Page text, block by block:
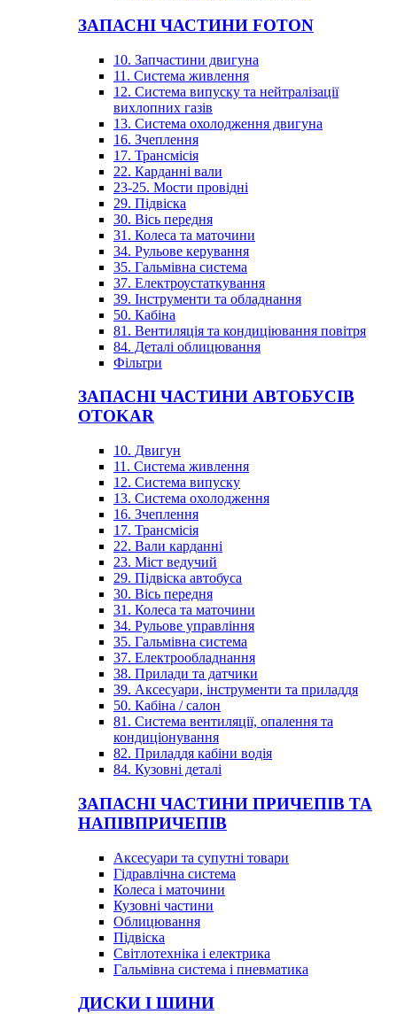
ЗАПАСНІ ЧАСТИНИ FOTON
10. Запчастини двигуна
11. Система живлення
12. Система випуску та нейтралізації
вихлопних газів
13. Система охолодження двигуна
16. Зчеплення
17. Трансмісія
22. Карданні вали
23-25. Мости провідні
29. Підвіска
30. Вісь передня
31. Колеса та маточини
34. Рульове керування
35. Гальмівна система
37. Електроустаткування
39. Інструменти та обладнання
50. Кабіна
81. Вентиляція та кондиціювання повітря
84. Деталі облицювання
Фільтри
ЗАПАСНІ ЧАСТИНИ АВТОБУСІВ
OTOKAR
10. Двигун
11. Система живлення
12. Система випуску
13. Система охолодження
16. Зчеплення
17. Трансмісія
22. Вали карданні
23. Міст ведучий
29. Підвіска автобуса
30. Вісь передня
31. Колеса та маточини
34. Рульове управління
35. Гальмівна система
37. Електрообладнання
38. Прилади та датчики
39. Аксесуари, інструменти та приладдя
50. Кабіна / салон
81. Система вентиляції, опалення та
кондиціонування
82. Приладдя кабіни водія
84. Кузовні деталі
ЗАПАСНІ ЧАСТИНИ ПРИЧЕПІВ ТА
НАПІВПРИЧЕПІВ
Аксесуари та супутні товари
Гідравлічна система
Колеса і маточини
Кузовні частини
Облицювання
Підвіска
Світлотехніка і електрика
Гальмівна система і пневматика
ДИСКИ І ШИНИ